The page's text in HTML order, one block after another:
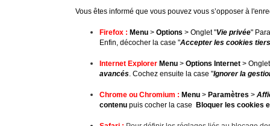
Vous êtes informé que vous pouvez vous s’opposer à
Firefox : Menu > Options > Onglet "Vie privée"
Enfin, décocher la case "Accepter les cookies tiers
Internet Explorer Menu > Options Internet >
avancés. Cochez ensuite la case "Ignorer la
Chrome ou Chromium : Menu > Paramètres >
contenu puis cocher la case Bloquer les cookies